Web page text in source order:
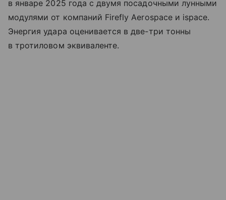
в январе 2025 года с двумя посадочными лунными
модулями от компаний Firefly Aerospace и ispace.
Энергия удара оценивается в две-три тонны
в тротиловом эквиваленте.